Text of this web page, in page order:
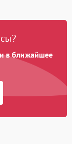
в ближайшее